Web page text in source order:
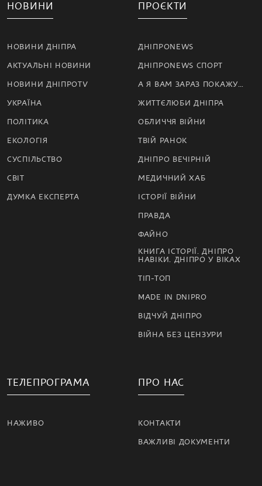
НОВИНИ
НОВИНИ ДНІПРА
АКТУАЛЬНІ НОВИНИ
НОВИНИ ДНІПРОTV
УКРАЇНА
ПОЛІТИКА
ЕКОЛОГІЯ
СУСПІЛЬСТВО
СВІТ
ДУМКА ЕКСПЕРТА
ПРОЄКТИ
ДНІПРОNEWS
ДНІПРОNEWS СПОРТ
А Я ВАМ ЗАРАЗ ПОКАЖУ…
ЖИТТЄЛЮБИ ДНІПРА
ОБЛИЧЧЯ ВІЙНИ
ТВІЙ РАНОК
ДНІПРО ВЕЧІРНІЙ
МЕДИЧНИЙ ХАБ
ІСТОРІЇ ВІЙНИ
ПРАВДА
ФАЙНО
КНИГА ІСТОРІЇ. ДНІПРО
НАВІКИ. ДНІПРО У ВІКАХ
ТІП-ТОП
MADE IN DNIPRO
ВІДЧУЙ ДНІПРО
ВІЙНА БЕЗ ЦЕНЗУРИ
ТЕЛЕПРОГРАМА
НАЖИВО
ПРО НАС
КОНТАКТИ
ВАЖЛИВІ ДОКУМЕНТИ